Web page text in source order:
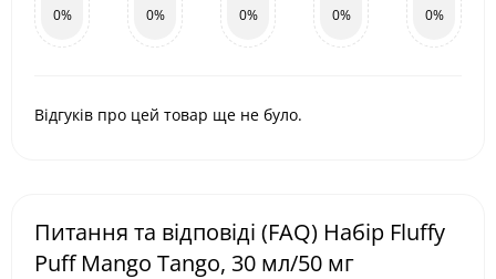
0% 0% 0% 0% 0%
Відгуків про цей товар ще не було.
Питання та відповіді (FAQ) Набір Fluffy
Puff Mango Tango, 30 мл/50 мг